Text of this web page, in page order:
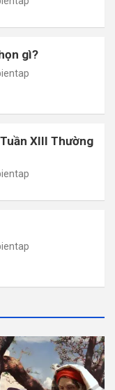
gì?
XIII Thường